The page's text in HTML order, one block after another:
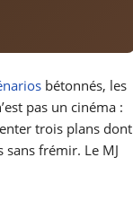
bétonnés, les
pas un cinéma :
trois plans dont
sans frémir. Le MJ